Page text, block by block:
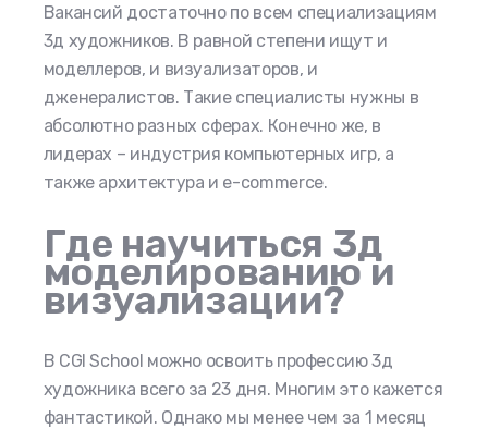
Вакансий достаточно по всем специализациям
3д художников. В равной степени ищут и
моделлеров, и визуализаторов, и
дженералистов. Такие специалисты нужны в
абсолютно разных сферах. Конечно же, в
лидерах – индустрия компьютерных игр, а
также архитектура и e-commerce.
Где научиться 3д
моделированию и
визуализации?
В CGI School можно освоить профессию 3д
художника всего за 23 дня. Многим это кажется
фантастикой. Однако мы менее чем за 1 месяц